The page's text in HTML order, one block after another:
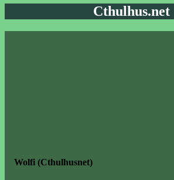
Cthulhus.net
Wolfi (Cthulhusnet)